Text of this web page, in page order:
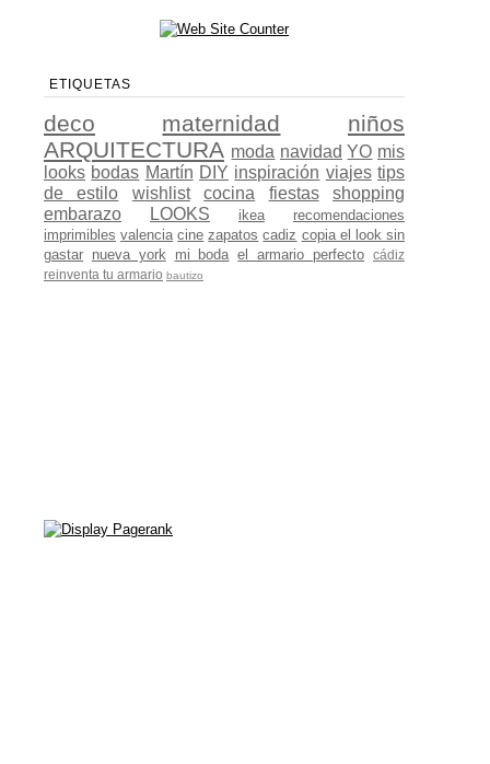
ETIQUETAS
deco maternidad
niños
ARQUITECTURA moda navidad YO mis
looks bodas Martín DIY inspiración viajes tips
de estilo
wishlist cocina fiestas
shopping
embarazo
LOOKS ikea
recomendaciones
imprimibles valencia cine zapatos cadiz copia el look sin
gastar nueva york mi boda el armario perfecto
cádiz
reinventa tu armario bautizo